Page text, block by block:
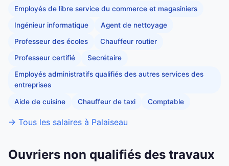
Employés de libre service du commerce et magasiniers
Ingénieur informatique Agent de nettoyage
Professeur des écoles Chauffeur routier
Professeur certifié Secrétaire
Employés administratifs qualifiés des autres services des
entreprises
Aide de cuisine Chauffeur de taxi Comptable
→ Tous les salaires à Palaiseau
Ouvriers non qualifiés des travaux